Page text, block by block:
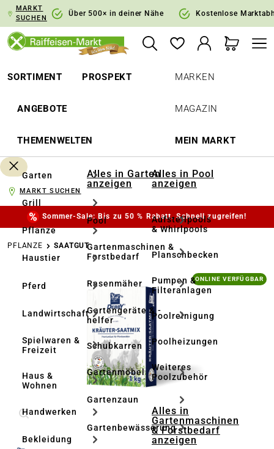
Zur Hauptnavigation springen
MARKT
SUCHEN
Über 500× in deiner Nähe Kostenlose
SORTIMENT PROSPEKT
ANGEBOTE
THEMENWELTEN
MARKEN
MAGAZIN
MEIN MARKT
Garten
Grill
Pflanze
Haustier
Pferd
Landwirtschaft
Spielwaren &
Freizeit
Haus &
Wohnen
Handwerken
Bekleidung
Alles in Garten
anzeigen
Pool
Gartenmaschinen &
Forstbedarf
Rasenmäher
Gartengeräte & -
helfer
Schubkarren
Gartenmöbel
Gartenzaun
Gartenbewässerung
Alles in Pool
anzeigen
Aufstellpools
& Whirlpools
Planschbecken
Pumpen &
Filteranlagen
Poolreinigung
Poolheizungen
Weiteres
Poolzubehör
Alles in
Gartenmaschinen
& Forstbedarf
anzeigen
MARKT SUCHEN
Sommer-Sale: Bis zu 50 % Rabatt. Schnell zugreifen!
PFLANZE SAATGUT
Bildergalerie überspringen ONLINE VERFÜGBAR